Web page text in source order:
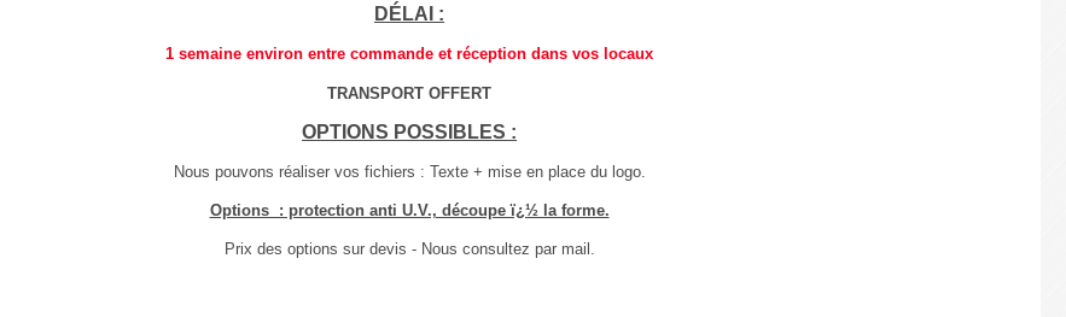
DÉLAI :
1 semaine environ entre commande et réception dans vos locaux
TRANSPORT OFFERT
OPTIONS POSSIBLES :
Nous pouvons réaliser vos fichiers : Texte + mise en place du logo.
Options : protection anti U.V., découpe ï¿½ la forme.
Prix des options sur devis - Nous consultez par mail.